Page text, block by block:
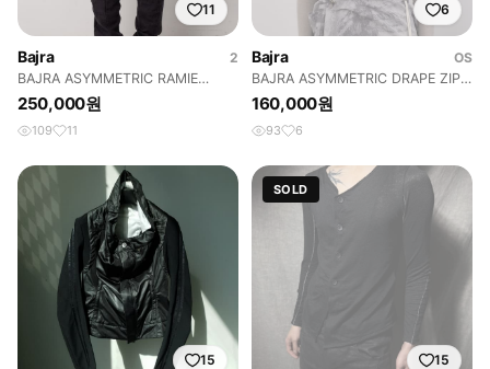
11
Bajra
2
BAJRA ASYMMETRIC RAMIE
JODHPUR PANTS
250,000원
109 11
6
Bajra
OS
BAJRA ASYMMETRIC DRAPE ZIP
UP DRESS
160,000원
93 6
15
SOLD
15